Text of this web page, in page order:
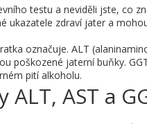
testu a neviděli jste, co
ukazatele zdraví jater a
označuje. ALT
poškozené jaterní buňky.
pití alkoholu.
AST a